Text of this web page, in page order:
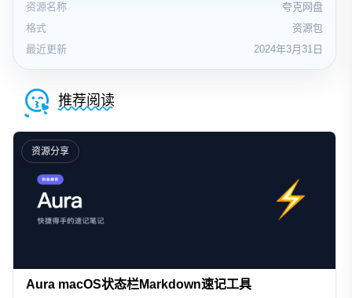
资源名称
夸克网盘
格式
资源包
最近更新
2024年3月31日
推荐阅读
资源分享
Aura macOS状态栏Markdown速记工具